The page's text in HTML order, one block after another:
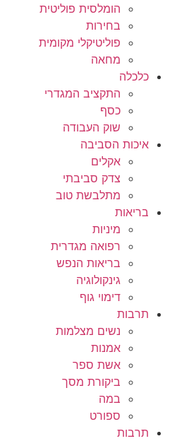
הומלסית פוליטית
בחירות
פוליטיקלי מקומית
מחאה
כלכלה
התקציב המגדרי
כסף
שוק העבודה
איכות הסביבה
אקלים
צדק סביבתי
מתלבשת טוב
בריאות
מיניות
רפואה מגדרית
בריאות הנפש
גינקולוגיה
דימוי גוף
תרבות
נשים מצלמות
אמנות
אשת ספר
ביקורת מסך
במה
ספורט
תרבות